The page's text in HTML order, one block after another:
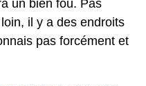
un bien fou. Pas
il y a des endroits
pas forcément et